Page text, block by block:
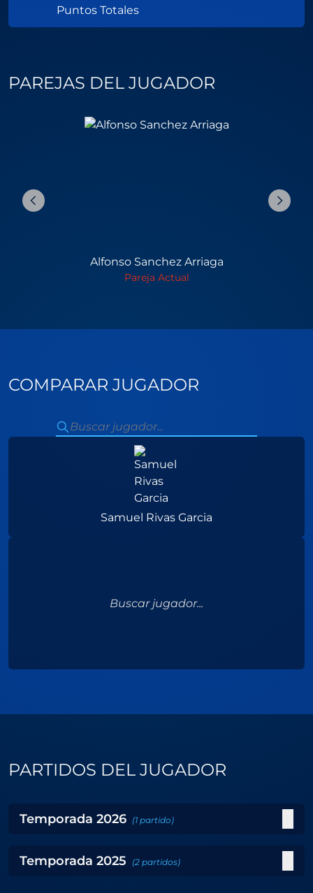
Puntos Totales
PAREJAS DEL JUGADOR
Alfonso Sanchez Arriaga
Pareja Actual
COMPARAR JUGADOR
Samuel Rivas Garcia
Buscar jugador...
PARTIDOS DEL JUGADOR
Temporada 2026 (1 partido)
Temporada 2025 (2 partidos)